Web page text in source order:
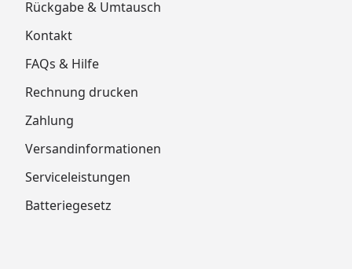
Rückgabe & Umtausch
Kontakt
FAQs & Hilfe
Rechnung drucken
Zahlung
Versandinformationen
Serviceleistungen
Batteriegesetz